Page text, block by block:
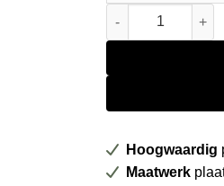
Unilin spaanplaat
Hoogwaardig
Maatwerk